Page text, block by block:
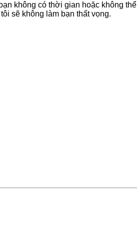
không có thời gian hoặc không
sẽ không làm bạn thất vọng.